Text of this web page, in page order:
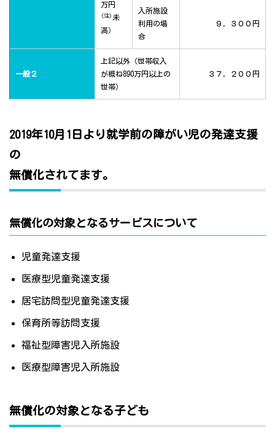
万円
(注) 未
満）
入所施設
利用の場
合
９，３００円
一般２
上記以外（世帯収入
が概ね890万円以上の
世帯）
３７，２００円
2019年10月1日より就学前の障がい児の発達支援
の
無償化されてます。
無償化の対象となるサービスについて
児童発達支援
医療型児童発達支援
居宅訪問型児童発達支援
保育所等訪問支援
福祉型障害児入所施設
医療型障害児入所施設
無償化の対象となる子ども